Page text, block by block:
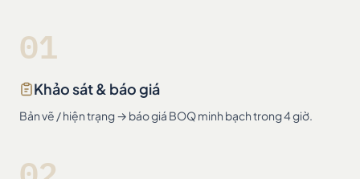
01
Khảo sát & báo giá
Bản vẽ / hiện trạng → báo giá BOQ minh bạch trong 4 giờ.